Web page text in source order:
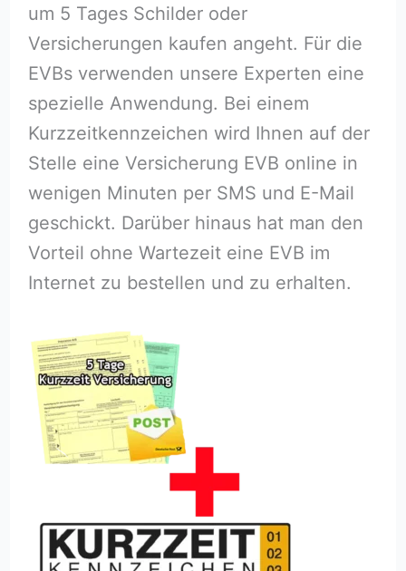
um 5 Tages Schilder oder
Versicherungen kaufen angeht. Für die
EVBs verwenden unsere Experten eine
spezielle Anwendung. Bei einem
Kurzzeitkennzeichen wird Ihnen auf der
Stelle eine Versicherung EVB online in
wenigen Minuten per SMS und E-Mail
geschickt. Darüber hinaus hat man den
Vorteil ohne Wartezeit eine EVB im
Internet zu bestellen und zu erhalten.